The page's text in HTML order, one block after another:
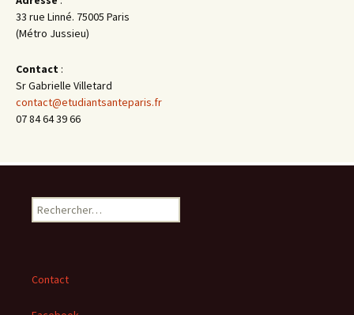
33 rue Linné. 75005 Paris
(Métro Jussieu)
Contact :
Sr Gabrielle Villetard
contact@etudiantsanteparis.fr
07 84 64 39 66
Rechercher :
Contact